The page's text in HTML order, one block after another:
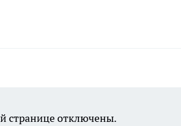
странице отключены.